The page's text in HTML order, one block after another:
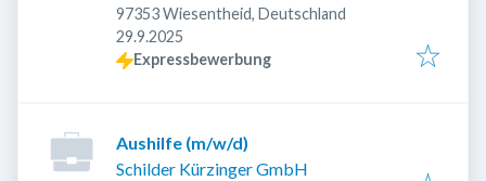
97353 Wiesentheid, Deutschland
Veröffentlicht
29.9.2025
Expressbewerbung
Aushilfe (m/w/d)
Schilder Kürzinger GmbH